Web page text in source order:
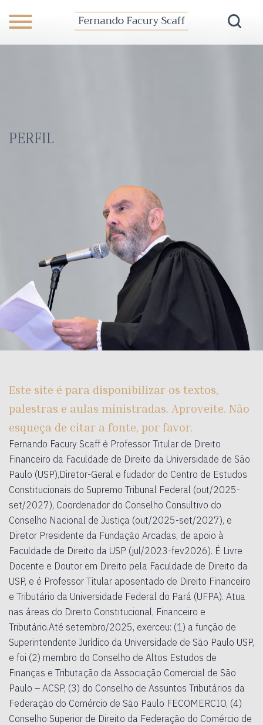
PERFIL
Este site é para disponibilizar os textos,
palestras e aulas ministradas. Aproveite. Não
esqueça de citar a fonte, por favor.
Fernando Facury Scaff é Professor Titular de Direito
Financeiro da Faculdade de Direito da Universidade de São
Paulo (USP),Diretor-Geral e fudador do Centro de Estudos
Constitucionais do Supremo Tribunal Federal (out/2025-
set/2027), Coordenador do Conselho Consultivo do
Conselho Nacional de Justiça (out/2025-set/2027), e
Diretor Presidente da Fundação Arcadas, de apoio à
Faculdade de Direito da USP (jul/2023-fev2026). É Livre
Docente e Doutor em Direito pela Faculdade de Direito da
USP, e é Professor Titular aposentado de Direito Financeiro
e Tributário da Universidade Federal do Pará (UFPA). Atua
nas áreas do Direito Constitucional, Financeiro e
Tributário.Até setembro/2025, exerceu: (1) a função de
Superintendente Jurídico da Universidade de São Paulo USP,
e foi (2) membro do Conselho de Altos Estudos de
Finanças e Tributação da Associação Comercial de São
Paulo – ACSP, (3) do Conselho de Assuntos Tributários da
Federação do Comércio de São Paulo FECOMERCIO, (4)
Conselho Superior de Direito da Federação do Comércio de